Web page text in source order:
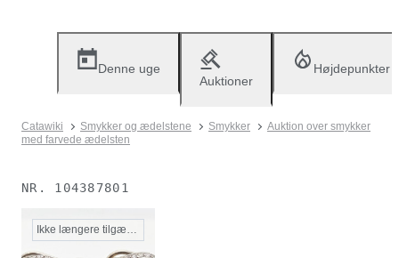
Denne uge
Auktioner
Højdepunkter
Catawiki Smykker og ædelstene Smykker
Auktion over smykker
med farvede ædelsten
NR. 104387801
Ikke længere tilgængelig